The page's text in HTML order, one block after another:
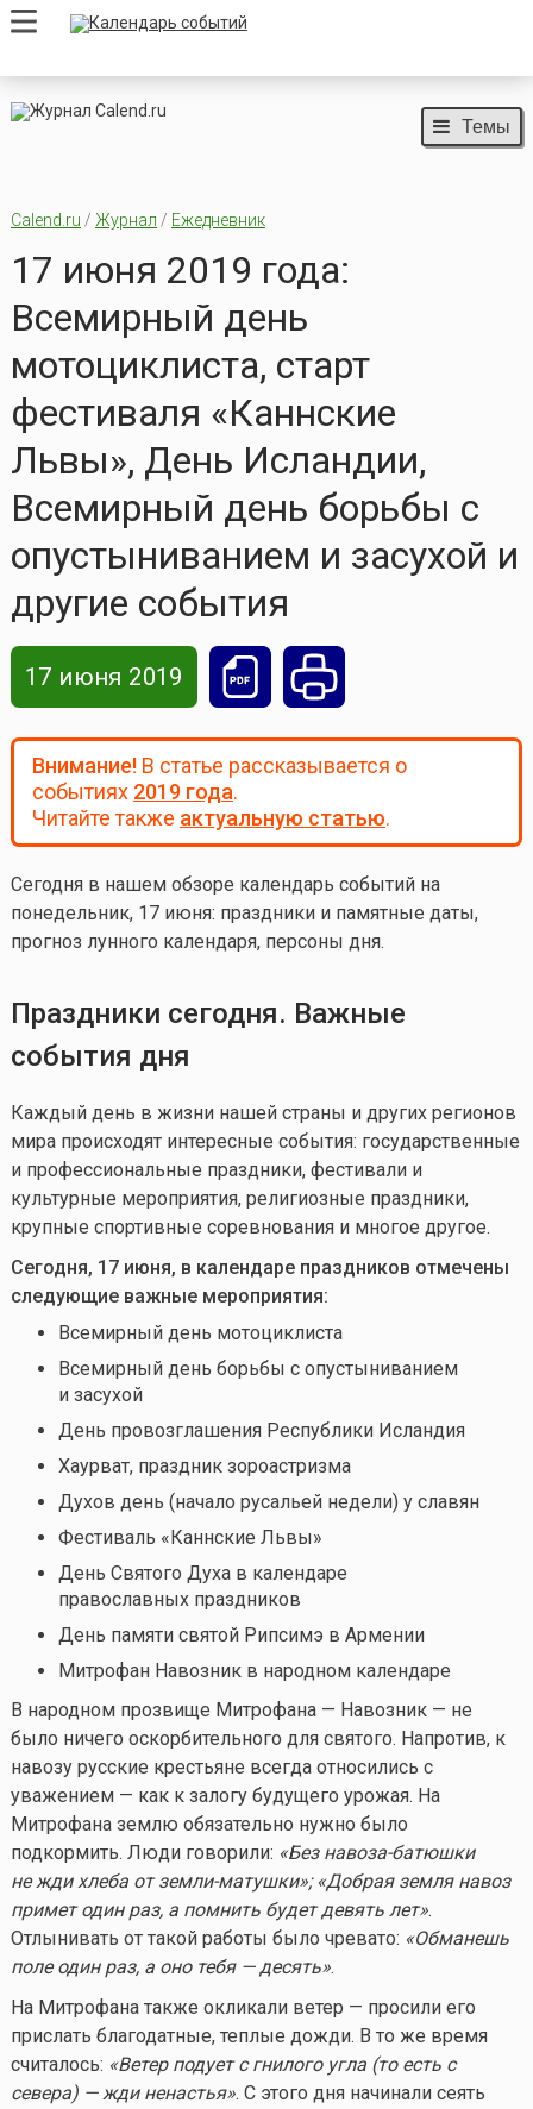
Темы
Calend.ru / Журнал / Ежедневник
17 июня 2019 года:
Всемирный день
мотоциклиста, старт
фестиваля «Каннские
Львы», День Исландии,
Всемирный день борьбы с
опустыниванием и засухой и
другие события
17 июня 2019
Внимание!В статье рассказывается о
событиях 2019 года.
Читайте также актуальную статью.
Сегодня в нашем обзоре календарь событий на
понедельник, 17 июня: праздники и памятные даты,
прогноз лунного календаря, персоны дня.
Праздники сегодня. Важные
события дня
Каждый день в жизни нашей страны и других регионов
мира происходят интересные события: государственные
и профессиональные праздники, фестивали и
культурные мероприятия, религиозные праздники,
крупные спортивные соревнования и многое другое.
Сегодня, 17 июня, в календаре праздников отмечены
следующие важные мероприятия:
Всемирный день мотоциклиста
Всемирный день борьбы с опустыниванием
и засухой
День провозглашения Республики Исландия
Хаурват, праздник зороастризма
Духов день (начало русальей недели) у славян
Фестиваль «Каннские Львы»
День Святого Духа в календаре
православных праздников
День памяти святой Рипсимэ в Армении
Митрофан Навозникв народном календаре
В народном прозвище Митрофана — Навозник — не
было ничего оскорбительного для святого. Напротив, к
навозу русские крестьяне всегда относились с
уважением — как к залогу будущего урожая. На
Митрофана землю обязательно нужно было
подкормить. Люди говорили: «Без навоза-батюшки
не жди хлеба от земли-матушки»; «Добрая земля навоз
примет один раз, а помнить будет девять лет».
Отлынивать от такой работы было чревато: «Обманешь
поле один раз, а оно тебя — десять».
На Митрофана также окликали ветер — просили его
прислать благодатные, теплые дожди. В то же время
считалось: «Ветер подует с гнилого угла (то есть с
севера) — жди ненастья». С этого дня начинали сеять